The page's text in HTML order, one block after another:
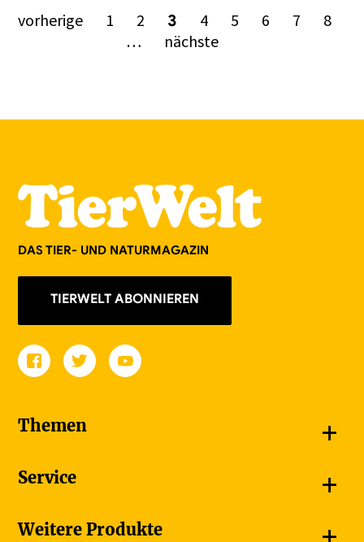
vorherige 1 2 3 4 5 6 7
8
…
nächste
DAS TIER- UND NATURMAGAZIN
TIERWELT ABONNIEREN
Themen +
Goldener Schmetterling
Unsere Videos
Service +
Adressänderung melden
Weitere Produkte